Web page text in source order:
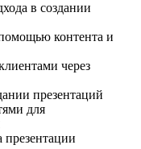
в создании
контента и
через
презентаций
для